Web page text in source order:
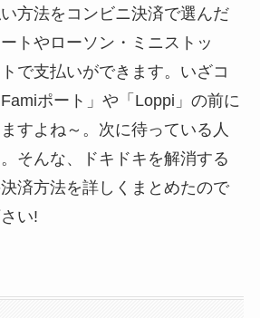
方法をコンビニ決済で選んだ
トやローソン・ミニストッ
で支払いができます。いざコ
ポート」や「Loppi」の前に
すよね～。次に待っている人
そんな、ドキドキを解消する
済方法を詳しくまとめたので
い!